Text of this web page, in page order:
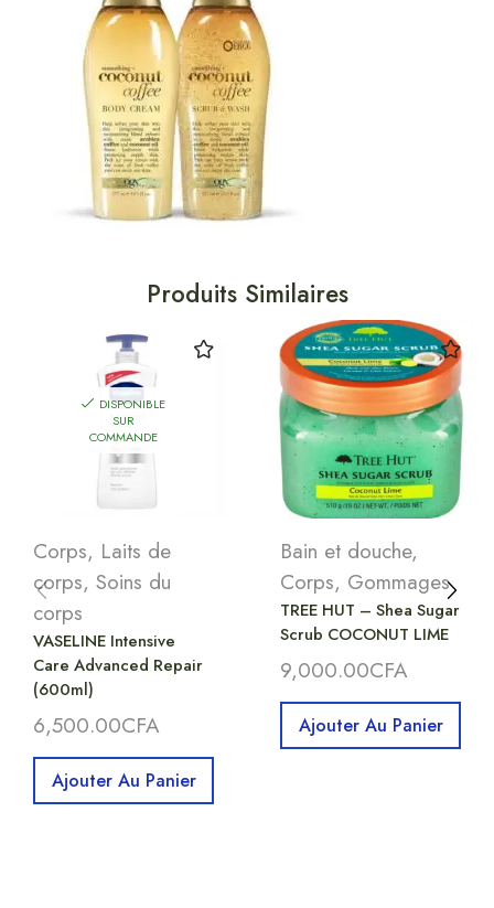
Produits Similaires
DISPONIBLE
SUR
COMMANDE
Corps, Laits de
corps, Soins du
corps
VASELINE Intensive
Care Advanced Repair
(600ml)
6,500.00CFA
Ajouter Au Panier
Bain et douche,
Corps, Gommages
TREE HUT – Shea Sugar
Scrub COCONUT LIME
9,000.00CFA
Ajouter Au Panier